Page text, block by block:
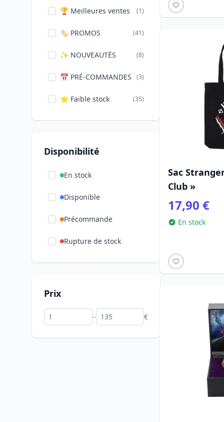
Winnie L'ourson (5)
Zootopie (1)
Répliques (4)
Tasses (9)
Verres (1)
🏆 Meilleures ventes (1)
🏷️ PROMOS (41)
✨ NOUVEAUTÉS (8)
📅 PRÉ-COMMANDES (3)
⭐ Faible stock (35)
Disponibilité
En stock
Disponible
Précommande
Rupture de stock
Prix
– €
Sac
Club »
17,90 €
En stock